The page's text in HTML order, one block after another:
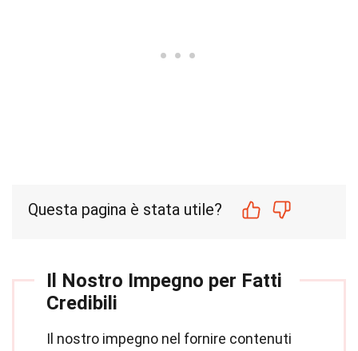
Questa pagina è stata utile?
Il Nostro Impegno per Fatti
Credibili
Il nostro impegno nel fornire contenuti